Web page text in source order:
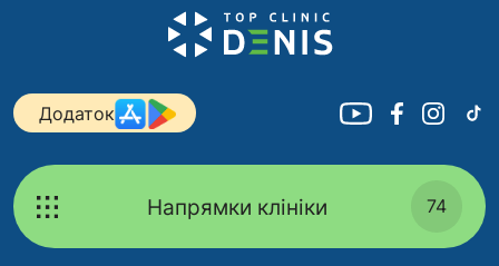
Додаток
Напрямки клініки 74